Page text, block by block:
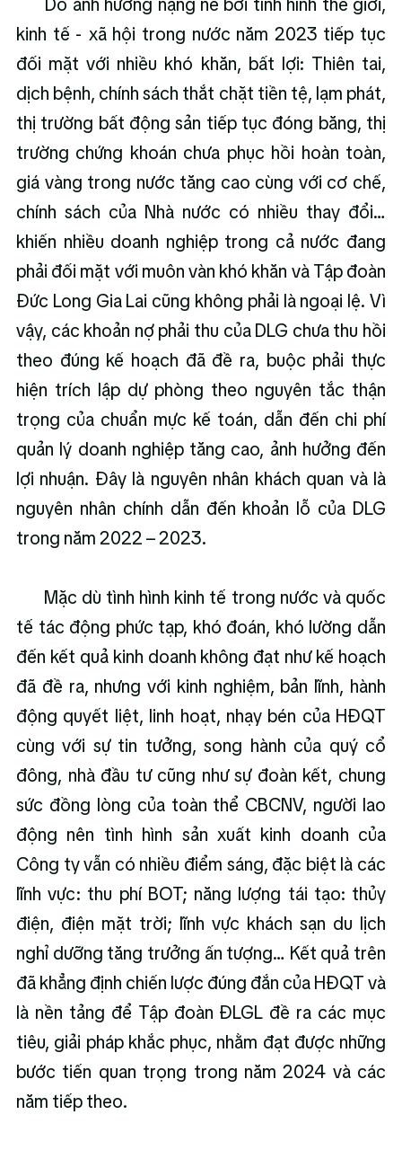
kinh tế - xã hội trong nước năm 2023 tiếp tục
đối mặt với nhiều khó khăn, bất lợi: Thiên tai,
dịch bệnh, chính sách thắt chặt tiền tệ, lạm phát,
thị trường bất động sản tiếp tục đóng băng, thị
trường chứng khoán chưa phục hồi hoàn toàn,
giá vàng trong nước tăng cao cùng với cơ chế,
chính sách của Nhà nước có nhiều thay đổi…
khiến nhiều doanh nghiệp trong cả nước đang
phải đối mặt với muôn vàn khó khăn và Tập đoàn
Đức Long Gia Lai cũng không phải là ngoại lệ. Vì
vậy, các khoản nợ phải thu của DLG chưa thu hồi
theo đúng kế hoạch đã đề ra, buộc phải thực
hiện trích lập dự phòng theo nguyên tắc thận
trọng của chuẩn mực kế toán, dẫn đến chi phí
quản lý doanh nghiệp tăng cao, ảnh hưởng đến
lợi nhuận. Đây là nguyên nhân khách quan và là
nguyên nhân chính dẫn đến khoản lỗ của DLG
trong năm 2022 – 2023.
tế tác động phức tạp, khó đoán, khó lường dẫn
đến kết quả kinh doanh không đạt như kế hoạch
đã đề ra, nhưng với kinh nghiệm, bản lĩnh, hành
động quyết liệt, linh hoạt, nhạy bén của HĐQT
cùng với sự tin tưởng, song hành của quý cổ
đông, nhà đầu tư cũng như sự đoàn kết, chung
sức đồng lòng của toàn thể CBCNV, người lao
động nên tình hình sản xuất kinh doanh của
Công ty vẫn có nhiều điểm sáng, đặc biệt là các
lĩnh vực: thu phí BOT; năng lượng tái tạo: thủy
điện, điện mặt trời; lĩnh vực khách sạn du lịch
nghỉ dưỡng tăng trưởng ấn tượng… Kết quả trên
đã khẳng định chiến lược đúng đắn của HĐQT và
là nền tảng để Tập đoàn ĐLGL đề ra các mục
tiêu, giải pháp khắc phục, nhằm đạt được những
bước tiến quan trọng trong năm 2024 và các
năm tiếp theo.